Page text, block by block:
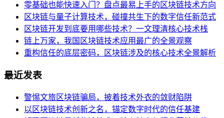
零基础也能快速入门？盘点最易上手的区块链技术方向
区块链与量子计算技术，碰撞共生下的数字信任新范式
区块链开发到底要用哪些技术？一文理清核心技术栈
链上万家，我国区块链技术应用最广的全景观察
重构信任的底层密码，区块链涉及的核心技术全景解析
最近发表
警惕文旅区块链骗局，披着技术外衣的敛财陷阱
以区块链技术创新之名，锚定数字时代的信任基建